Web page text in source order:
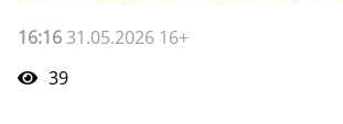
16:16 31.05.2026 16+
39